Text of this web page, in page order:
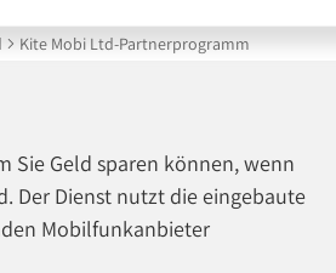
Kite Mobi Ltd-Partnerprogramm
Sie Geld sparen können, wenn
Der Dienst nutzt die eingebaute
Mobilfunkanbieter